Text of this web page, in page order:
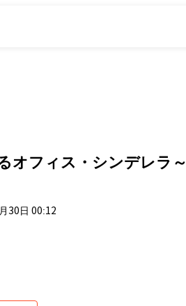
オフィス・シンデレラ～
30日 00:12